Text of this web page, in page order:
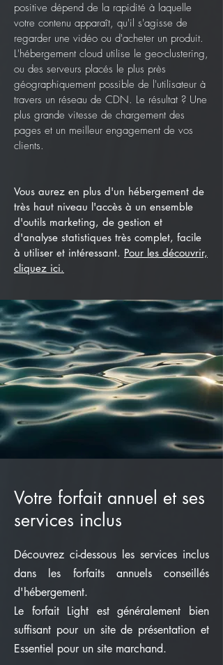
positive dépend de la rapidité à laquelle
votre contenu apparaît, qu'il s'agisse de
regarder une vidéo ou d'acheter un produit.
L'hébergement cloud utilise le geo-clustering,
ou des serveurs placés le plus près
géographiquement possible de l'utilisateur à
travers un réseau de CDN. Le résultat ? Une
plus grande vitesse de chargement des
pages et un meilleur engagement de vos
clients.
Vous aurez en plus d'un hébergement de
très haut niveau l'accès à un ensemble
d'outils marketing, de gestion et
d'analyse statistiques très complet, facile
à utiliser et intéressant. Pour les découvrir,
cliquez ici.
Votre forfait annuel et ses
services inclus
Découvrez ci-dessous les services inclus
dans les forfaits annuels conseillés
d'hébergement.
Le forfait Light est généralement bien
suffisant pour un site de présentation et
Essentiel pour un site marchand.